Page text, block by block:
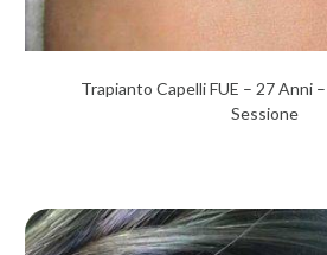
Trapianto Capelli FUE – 27 Anni
Sessione